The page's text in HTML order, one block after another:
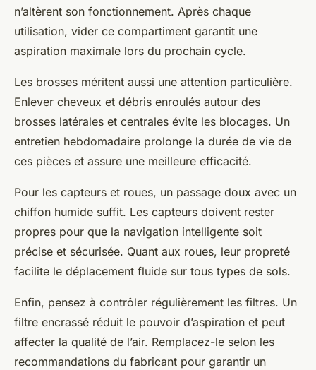
n’altèrent son fonctionnement. Après chaque
utilisation, vider ce compartiment garantit une
aspiration maximale lors du prochain cycle.
Les brosses méritent aussi une attention particulière.
Enlever cheveux et débris enroulés autour des
brosses latérales et centrales évite les blocages. Un
entretien hebdomadaire prolonge la durée de vie de
ces pièces et assure une meilleure efficacité.
Pour les capteurs et roues, un passage doux avec un
chiffon humide suffit. Les capteurs doivent rester
propres pour que la navigation intelligente soit
précise et sécurisée. Quant aux roues, leur propreté
facilite le déplacement fluide sur tous types de sols.
Enfin, pensez à contrôler régulièrement les filtres. Un
filtre encrassé réduit le pouvoir d’aspiration et peut
affecter la qualité de l’air. Remplacez-le selon les
recommandations du fabricant pour garantir un